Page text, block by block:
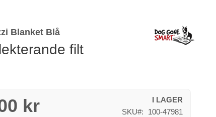
Blanket Blå
filt
kr
I LAGER
SKU
100-47981